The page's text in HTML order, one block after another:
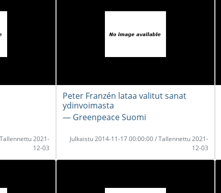
2021-
12-03
Peter Franzén lataa valitut sanat
ydinvoimasta
― Greenpeace Suomi
Julkaistu 2014-11-17 00:00:00 / Tallennettu 2021-
12-03